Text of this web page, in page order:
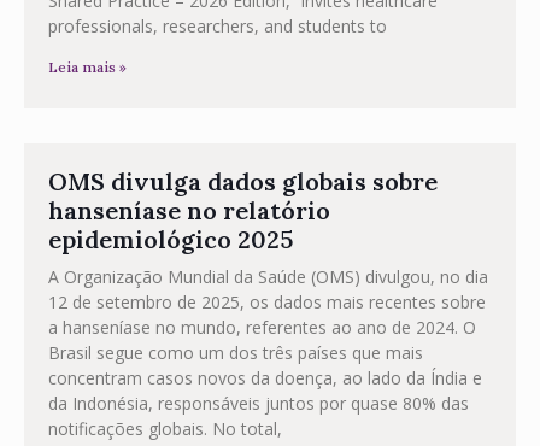
professionals, researchers, and students to
Leia mais »
OMS divulga dados globais sobre
hanseníase no relatório
epidemiológico 2025
A Organização Mundial da Saúde (OMS) divulgou, no dia
12 de setembro de 2025, os dados mais recentes sobre
a hanseníase no mundo, referentes ao ano de 2024. O
Brasil segue como um dos três países que mais
concentram casos novos da doença, ao lado da Índia e
da Indonésia, responsáveis juntos por quase 80% das
notificações globais. No total,